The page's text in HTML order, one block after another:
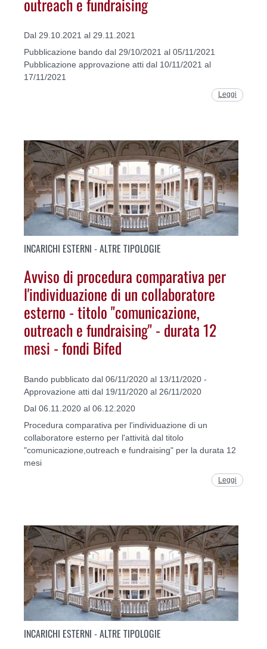
Dal 29.10.2021 al 29.11.2021
Pubblicazione bando dal 29/10/2021 al 05/11/2021
Pubblicazione approvazione atti dal 10/11/2021 al
17/11/2021
Leggi
INCARICHI ESTERNI - ALTRE TIPOLOGIE
Avviso di procedura comparativa per
l'individuazione di un collaboratore
esterno - titolo "comunicazione,
outreach e fundraising" - durata 12
mesi - fondi Bifed
Bando pubblicato dal 06/11/2020 al 13/11/2020 -
Approvazione atti dal 19/11/2020 al 26/11/2020
Dal 06.11.2020 al 06.12.2020
Procedura comparativa per l'individuazione di un
collaboratore esterno per l'attività dal titolo
"comunicazione,outreach e fundraising" per la durata 12
mesi
Leggi
INCARICHI ESTERNI - ALTRE TIPOLOGIE